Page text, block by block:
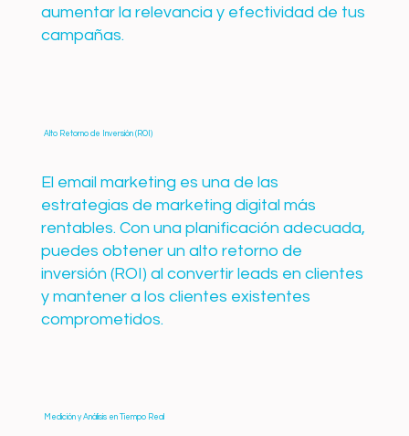
aumentar la relevancia y efectividad de tus
campañas.
Alto Retorno de Inversión (ROI)
El email marketing es una de las
estrategias de marketing digital más
rentables. Con una planificación adecuada,
puedes obtener un alto retorno de
inversión (ROI) al convertir leads en clientes
y mantener a los clientes existentes
comprometidos.
Medición y Análisis en Tiempo Real